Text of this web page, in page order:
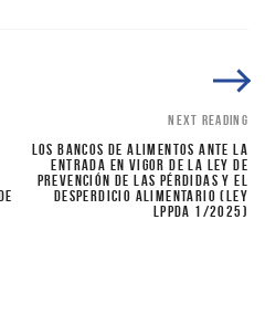
NEXT READING
LOS BANCOS DE ALIMENTOS ANTE LA
ENTRADA EN VIGOR DE LA LEY DE
PREVENCIÓN DE LAS PÉRDIDAS Y EL
DESPERDICIO ALIMENTARIO (LEY
LPPDA 1/2025)